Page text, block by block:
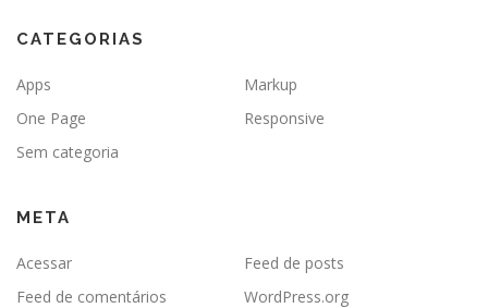
CATEGORIAS
Apps
Markup
One Page
Responsive
Sem categoria
META
Acessar
Feed de posts
Feed de comentários
WordPress.org